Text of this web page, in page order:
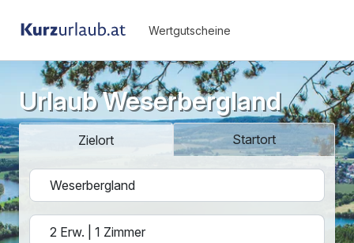
Wertgutscheine
Urlaub Weserbergland
Zielort Startort